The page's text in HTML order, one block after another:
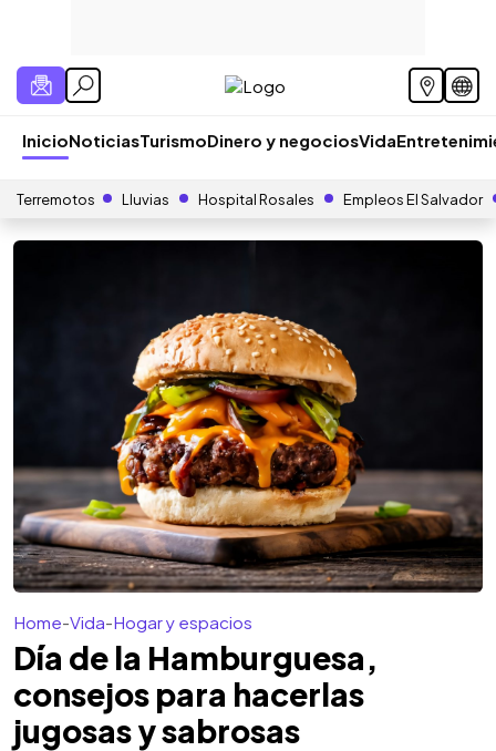
InicioNoticiasTurismoDinero y negociosVida
Terremotos Lluvias Hospital Rosales Empleos El Salvador
Home-Vida-Hogar y espacios
Día de la Hamburguesa,
consejos para hacerlas
jugosas y sabrosas